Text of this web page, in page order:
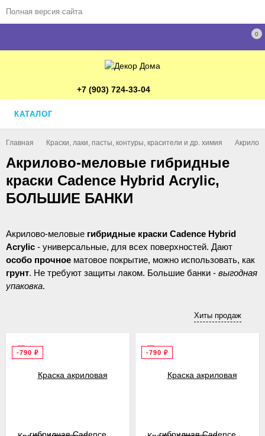
Полная версия сайта
0
+7 (903) 724-33-04
КАТАЛОГ
Главная Краски, лаки, пасты, контуры, красители и др. химия
Акрилово-меловые гибридные
краски Cadence Hybrid Acrylic,
БОЛЬШИЕ БАНКИ
Акрилово-меловые гибридные краски Cadence Hybrid
Acrylic - универсальные, для всех поверхностей. Дают
особо прочное матовое покрытие, можно использовать, как
грунт. Не требуют защиты лаком. Большие банки - выгодная
упаковка.
выбор для перекрашивания и обновления мебели, дверей и
Хиты продаж
-790 ₽ -790 ₽